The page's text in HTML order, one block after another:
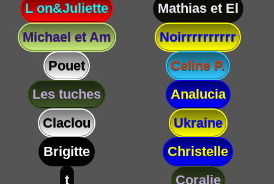
L on&Juliette
Mathias et El
Michael et Am
Noirrrrrrrrrr
Pouet
Celine P.
Les tuches
Analucia
Claclou
Ukraine
Brigitte
Christelle
t
Coralie